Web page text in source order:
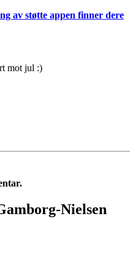
av støtte appen finner dere
mot jul :)
Nielsen